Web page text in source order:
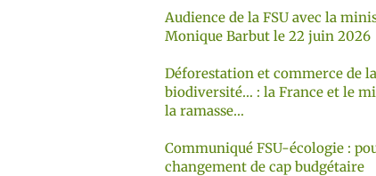
Audience de la FSU avec la
Monique Barbut le 22 juin 2026
Déforestation et commerce de la
biodiversité… : la France et le
la ramasse…
Communiqué FSU-écologie :
changement de cap budgétaire